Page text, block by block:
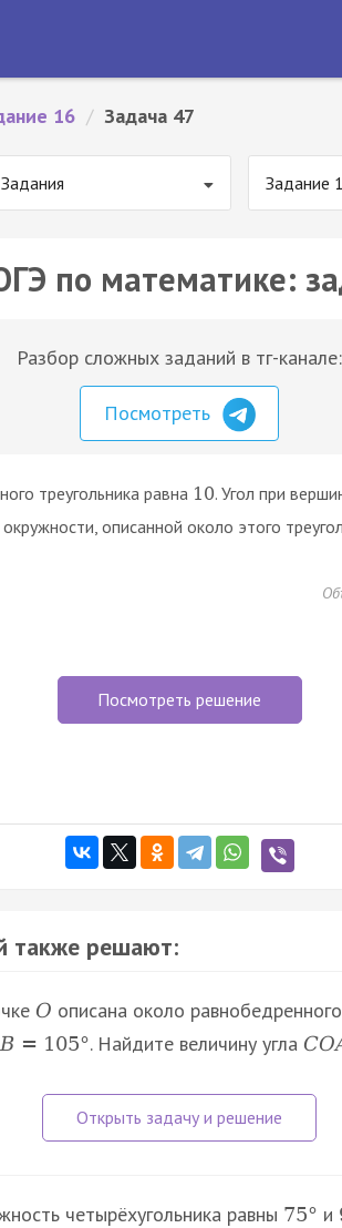
16 / Задача 47
Задания Задание
по математике:
Разбор сложных заданий в тг-канале:
Посмотреть
треугольника равна 10. Угол при
описанной около этого
Посмотреть решение
также решают:
O описана около
B = 105°. Найдите величину угла CO
четырёхугольника равны 75° и